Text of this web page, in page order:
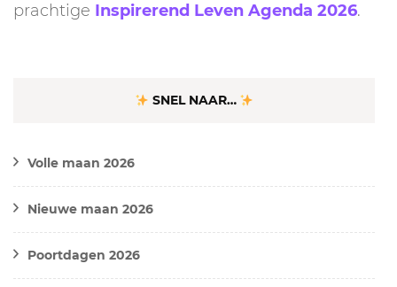
prachtige Inspirerend Leven Agenda 2026.
SNEL NAAR…
Volle maan 2026
Nieuwe maan 2026
Poortdagen 2026